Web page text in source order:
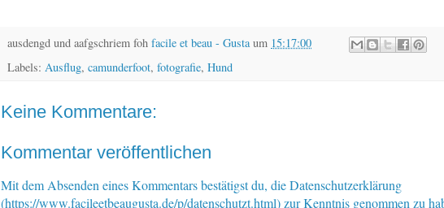
ausdengd und aafgschriem foh facile et beau - Gusta um 15:17:00
Labels: Ausflug, camunderfoot, fotografie, Hund
Keine Kommentare:
Kommentar veröffentlichen
Mit dem Absenden eines Kommentars bestätigst du, die Datenschutzerklärung
(https://www.facileetbeaugusta.de/p/datenschutzt.html) zur Kenntnis genommen zu